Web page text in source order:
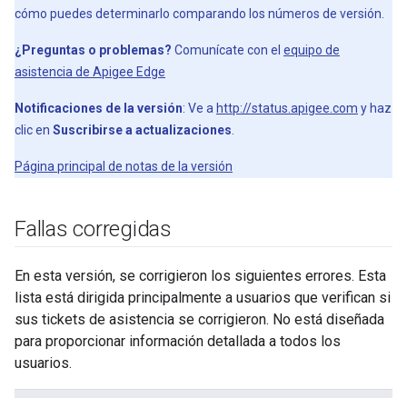
cómo puedes determinarlo comparando los números de versión.
¿Preguntas o problemas? Comunícate con el equipo de
asistencia de Apigee Edge
Notificaciones de la versión: Ve a http://status.apigee.com y haz
clic en Suscribirse a actualizaciones
Página principal de notas de la versión
Fallas corregidas
En esta versión, se corrigieron los siguientes errores. Esta
lista está dirigida principalmente a usuarios que verifican si
sus tickets de asistencia se corrigieron. No está diseñada
para proporcionar información detallada a todos los
usuarios.